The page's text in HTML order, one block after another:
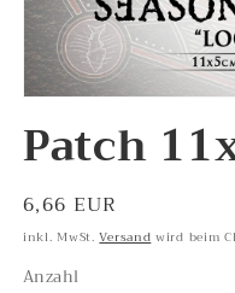
Modal
Patch
Normaler
Preis
6,66 EUR
inkl. MwSt.Versand wird beim
Anzahl